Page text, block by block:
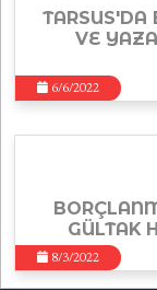
TARSUS'DA
VE
6/6/2022
GÜLTAK
8/3/2022